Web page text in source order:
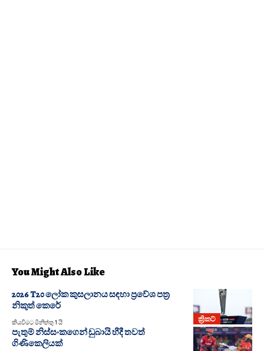
You Might Also Like
ක්‍රිකට්
2026 T20 ලෝක කුසලානය සඳහා ප්‍රවේශ පත්‍ර
නිකුත් කෙරේ
කියවීමට මිනිත්තු 1 යි
පැතුම් නිස්සංකගෙන් ඩුබායි හීදී තවත්
ගිණිකෙලියක්